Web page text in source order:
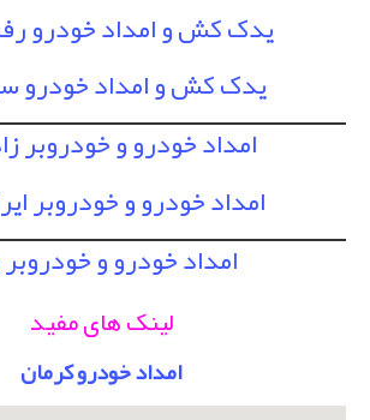
یدک کش و امداد خودرو
یدک کش و امداد خودرو
امداد خودرو و خودروبر
امداد خودرو و خودروبر
امداد خودرو و خودروبر
لینک های مفید
امداد خودرو کرمان